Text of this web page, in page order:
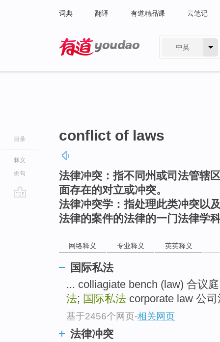
词典 翻译 有道精品课 云笔记
中英
目录
释义
例句
conflict of laws
法律冲突：指不同州或司法管辖
面存在的对立或冲突。
法律冲突学：指处理此类冲突以
法律的案件的法律的一门法律学
网络释义 专业释义 英英释义
国际私法
... colliagiate bench (law) 合议
法; 国际私法 corporate law 公
基于2456个网页-相关网页
法律冲突